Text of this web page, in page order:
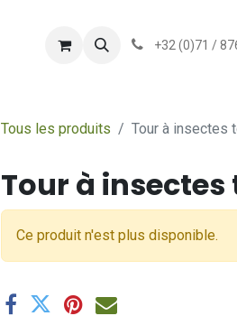
+32 (0)71 /
Tous les produits Tour à insectes
Tour à
Ce produit n'est plus disponible.